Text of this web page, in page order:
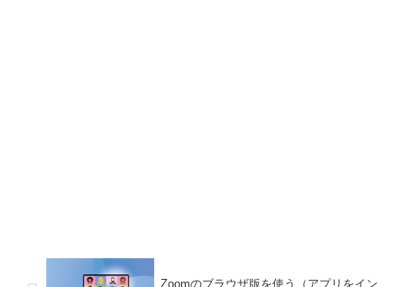
Zoomのブラウザ版を使う（アプリをイン